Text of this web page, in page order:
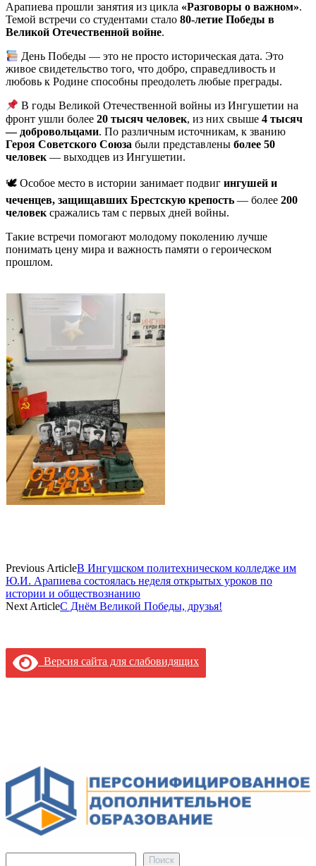
Арапиева прошли занятия из цикла «Разговоры о важном».
Темой встречи со студентами стало 80-летие Победы в
Великой Отечественной войне.
День Победы — это не просто историческая дата. Это
живое свидетельство того, что добро, справедливость и
любовь к Родине способны преодолеть любые преграды.
В годы Великой Отечественной войны из Ингушетии на
фронт ушли более 20 тысяч человек, из них свыше 4 тысяч
— добровольцами. По различным источникам, к званию
Героя Советского Союза были представлены более 50
человек — выходцев из Ингушетии.
🕊 Особое место в истории занимает подвиг ингушей и
чеченцев, защищавших Брестскую крепость — более 200
человек сражались там с первых дней войны.
Такие встречи помогают молодому поколению лучше
понимать цену мира и важность памяти о героическом
прошлом.
Previous ArticleВ Ингушском политехническом колледже им
Ю.И. Арапиева состоялась неделя открытых уроков по
истории и обществознанию
Next ArticleС Днём Великой Победы, друзья!
Версия сайта для слабовидящих
Поиск